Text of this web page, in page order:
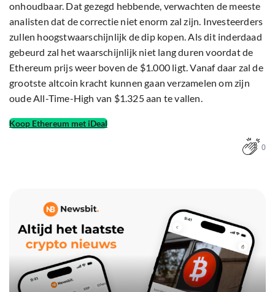
onhoudbaar. Dat gezegd hebbende, verwachten de meeste
analisten dat de correctie niet enorm zal zijn. Investeerders
zullen hoogstwaarschijnlijk de dip kopen. Als dit inderdaad
gebeurd zal het waarschijnlijk niet lang duren voordat de
Ethereum prijs weer boven de $1.000 ligt. Vanaf daar zal de
grootste altcoin kracht kunnen gaan verzamelen om zijn
oude All-Time-High van $1.325 aan te vallen.
Koop Ethereum met iDeal
0